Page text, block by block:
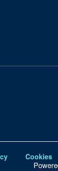
Cookies